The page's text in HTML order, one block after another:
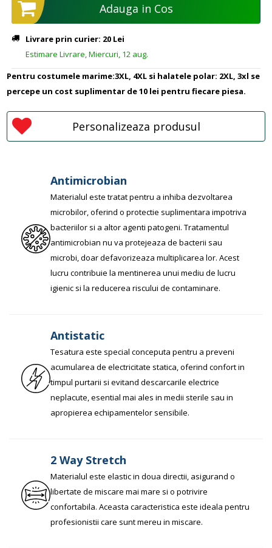
Adauga in Cos
Livrare prin curier: 20 Lei
Estimare Livrare, Miercuri, 12 aug.
Pentru costumele marime:3XL, 4XL si halatele polar: 2XL, 3xl se
percepe un cost suplimentar de 10 lei pentru fiecare piesa.
Personalizeaza produsul
Antimicrobian
Materialul este tratat pentru a inhiba dezvoltarea
microbilor, oferind o protectie suplimentara impotriva
bacteriilor si a altor agenti patogeni. Tratamentul
antimicrobian nu va protejeaza de bacterii sau
microbi, doar defavorizeaza multiplicarea lor. Acest
lucru contribuie la mentinerea unui mediu de lucru
igienic si la reducerea riscului de contaminare.
Antistatic
Tesatura este special conceputa pentru a preveni
acumularea de electricitate statica, oferind confort in
timpul purtarii si evitand descarcarile electrice
neplacute, esential mai ales in medii sterile sau in
apropierea echipamentelor sensibile.
2 Way Stretch
Materialul este elastic in doua directii, asigurand o
libertate de miscare mai mare si o potrivire
confortabila. Aceasta caracteristica este ideala pentru
profesionistii care sunt mereu in miscare.